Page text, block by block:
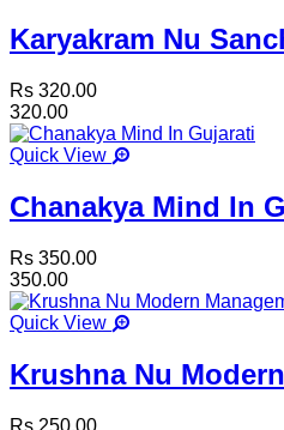
Karyakram Nu
Rs 320.00
320.00
Quick View
Chanakya Mind In
Rs 350.00
350.00
Quick View
Krushna Nu
Rs 250.00